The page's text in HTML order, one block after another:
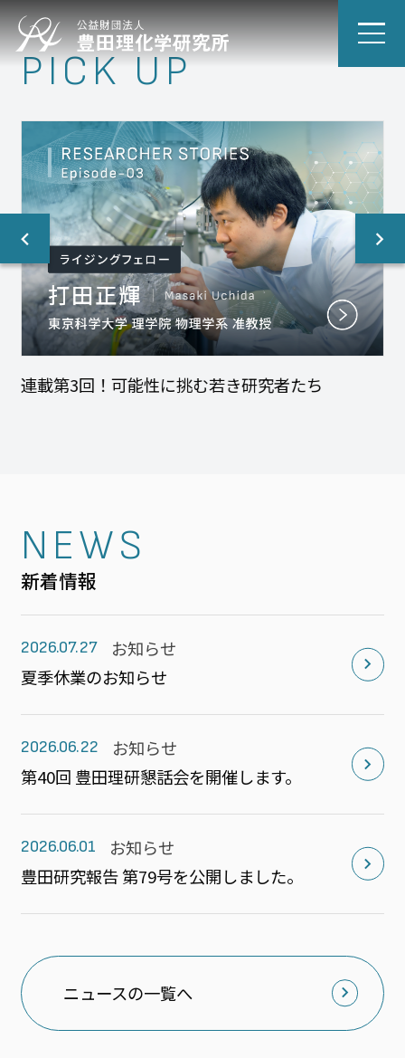
PICK UP
連載第3回！可能性に挑む若き研究者たち
NEWS
新着情報
2026.07.27
お知らせ
夏季休業のお知らせ
2026.06.22
お知らせ
第40回 豊田理研懇話会を開催します。
2026.06.01
お知らせ
豊田研究報告 第79号を公開しました。
ニュースの一覧へ